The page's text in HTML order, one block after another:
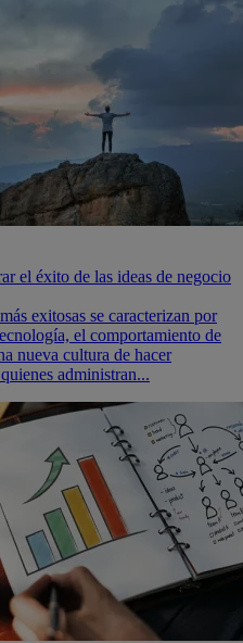
el éxito de las ideas de negocio
exitosas se caracterizan por
el comportamiento de
nueva cultura de hacer
administran...